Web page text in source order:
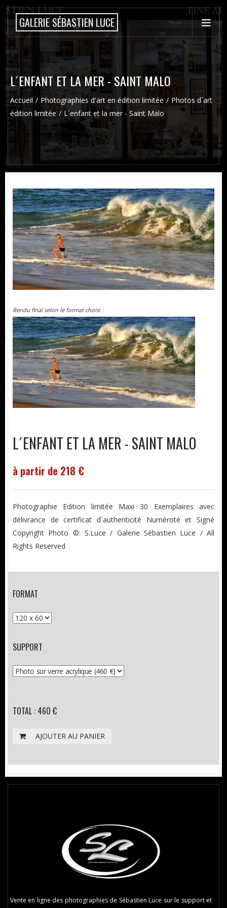
GALERIE SÉBASTIEN LUCE
L´ENFANT ET LA MER - SAINT MALO
Accueil Photographies d'art en édition limitée
Photos d´art
édition limitée
L´enfant et la mer - Saint Malo
Rendu final selon le format choisi :
L´ENFANT ET LA MER - SAINT MALO
à partir de 218 €
Photographie Edition limitée Maxi 30 Exemplaires avec
délivrance de certificat d´authenticité Numéroté et Signé
Copyright Photo ©: S.Luce / Galerie Sébastien Luce / All
Rights Reserved
FORMAT
SUPPORT
TOTAL : 460 €
AJOUTER AU PANIER
Vente en ligne des photographies de Sébastien Luce sur le support et